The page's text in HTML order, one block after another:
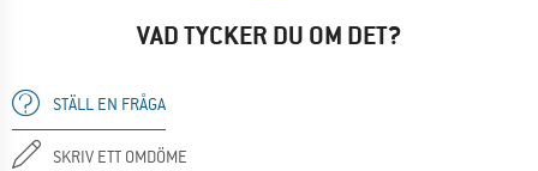
VAD TYCKER DU OM DET?
STÄLL EN FRÅGA
SKRIV ETT OMDÖME